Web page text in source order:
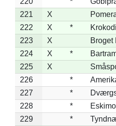
221
X
222
X *
223
X
Broget
224
X *
225
X
226
*
227
*
228
*
229
*